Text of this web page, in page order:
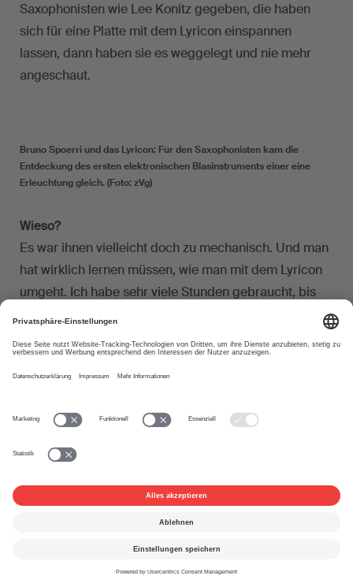
Saxophonisten wie Lee Konitz gegeben, die haben
sich für eine Platte mit dem Lyricon einspannen
lassen, dann haben sie es weggelegt und nie mehr
angeschaut.
Bruno Spoerri und das Lyricon: Für den Saxophonisten kam die
Entdeckung des ersten elektronischen Blasinstruments einer eine
Erleuchtung gleich. (Foto: zVg)
Wieso?
Es war ihnen vielleicht doch zu mechanisch. Und man
hat wirklich lernen müssen, wie man mit dem Lyricon
umgeht. Ich habe sehr viele Stunden gebraucht, bis
einfach nichts geworden. Heute ist es sehr einfach
geworden, elektronische Musik zu machen.
mach mir die Musik so und so, und dann macht er das,
ohne dass man noch viel Gescheites beitragen muss.
Musik zu machen. Aber in der Musik, die heute Erfolg
Leute, die experimentieren. Und ich habe das Gefühl,
dass es eine junge Generation von Musikern gibt, die